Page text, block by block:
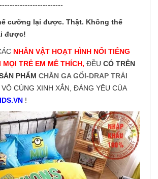
cưỡng lại được. Thật. Không thể
được!
NHÂN VẬT HOẠT HÌNH NỔI TIẾNG
MỌI TRẺ EM MÊ THÍCH, ĐỀU CÓ TRÊN
PHẨM CHĂN GA GỐI-DRAP TRẢI
VÔ CÙNG XINH XẮN, ĐÁNG YÊU CỦA
!